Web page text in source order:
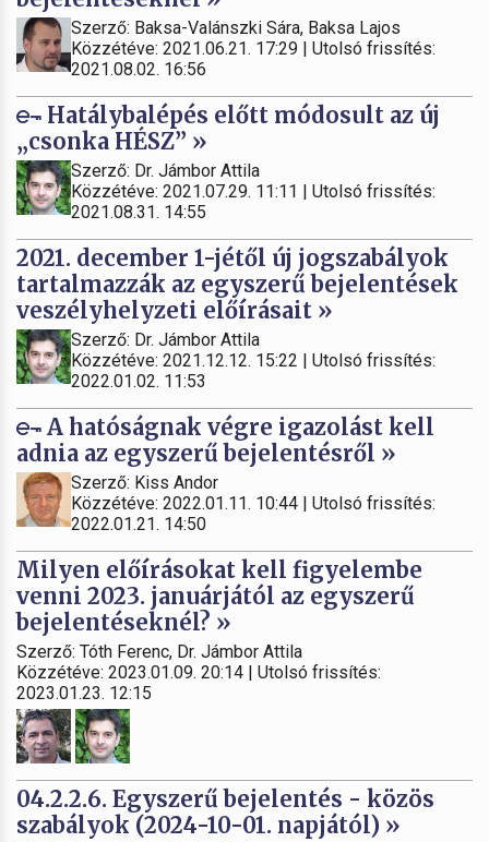
Szerző: Baksa-Valánszki Sára, Baksa Lajos
Közzétéve: 2021.06.21. 17:29 | Utolsó frissítés:
2021.08.02. 16:56
Hatálybalépés előtt módosult az új
„csonka HÉSZ” »
Szerző: Dr. Jámbor Attila
Közzétéve: 2021.07.29. 11:11 | Utolsó frissítés:
2021.08.31. 14:55
2021. december 1-jétől új jogszabályok
tartalmazzák az egyszerű bejelentések
veszélyhelyzeti előírásait »
Szerző: Dr. Jámbor Attila
Közzétéve: 2021.12.12. 15:22 | Utolsó frissítés:
2022.01.02. 11:53
A hatóságnak végre igazolást kell
adnia az egyszerű bejelentésről »
Szerző: Kiss Andor
Közzétéve: 2022.01.11. 10:44 | Utolsó frissítés:
2022.01.21. 14:50
Milyen előírásokat kell figyelembe
venni 2023. januárjától az egyszerű
bejelentéseknél? »
Szerző: Tóth Ferenc, Dr. Jámbor Attila
Közzétéve: 2023.01.09. 20:14 | Utolsó frissítés:
2023.01.23. 12:15
04.2.2.6. Egyszerű bejelentés - közös
szabályok (2024-10-01. napjától) »